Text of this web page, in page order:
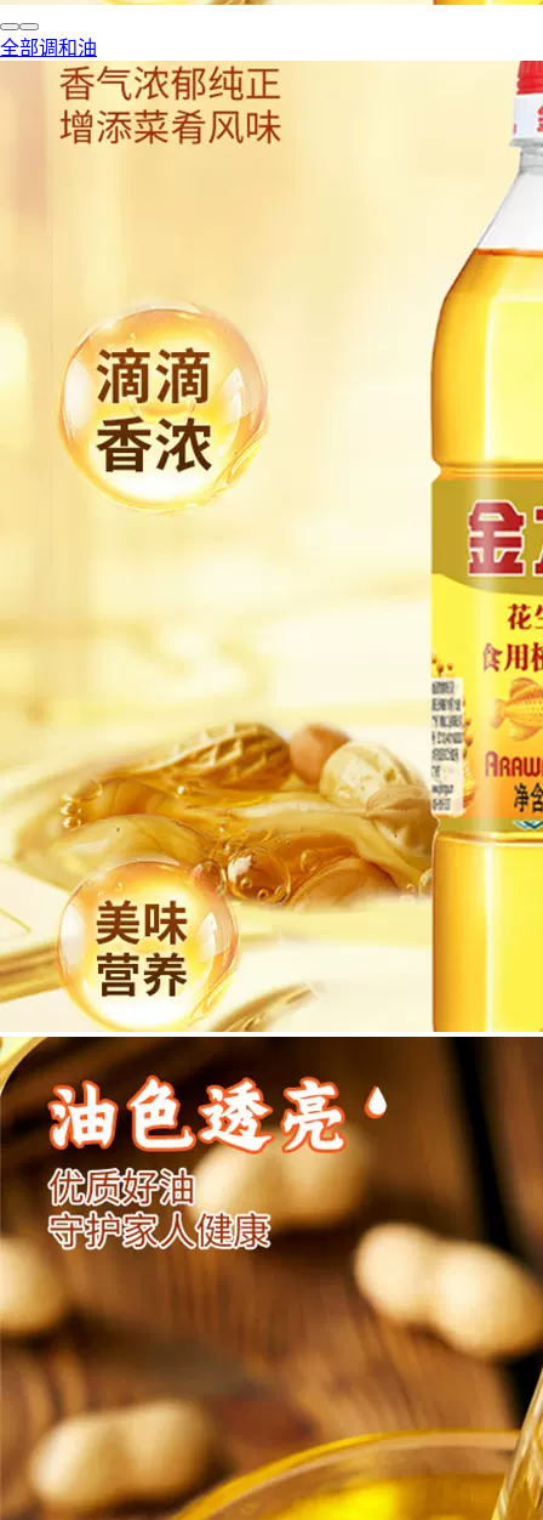
全部调和油